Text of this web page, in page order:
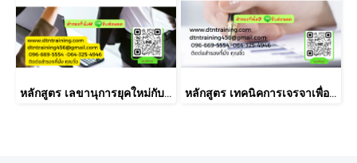
หลักสูตร เลขานุการยุคใหม่กับเจ้านาย 4 GEN Company Secretary to 4 Generation Boss หลักสูตร เทคนิคการเจรจาเพื่อติดตามหนี้และกฎหมาย พ.ร.บ.ทวงหนี้